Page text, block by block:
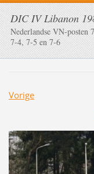
DIC IV Libanon
Nederlandse VN-
7-4, 7-5 en 7-6
Vorige